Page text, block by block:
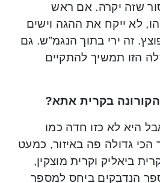
שזה יקרה. אם ראש
לא ייקח את ההגה וישים
זה ירי בתוך הנגמ”ש. גם
הזו תמשיך להתקיים
בקרית אתא?
היא לא כזו חדה כמו
הכי גדולה פה באיזור, כמעט
ביאליק וקרית מוצקין,
הנדבקים ביחס למספר